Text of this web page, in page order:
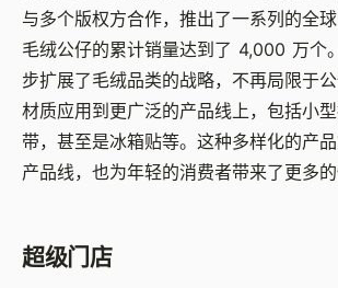
与多个版权方合作，推出了一系列的全
毛绒公仔的累计销量达到了 4,000 万个
步扩展了毛绒品类的战略，不再局限于
材质应用到更广泛的产品线上，包括小
带，甚至是冰箱贴等。这种多样化的产
产品线，也为年轻的消费者带来了更多的
超级门店